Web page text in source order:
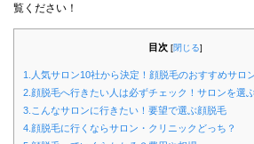
覧ください！
目次 [閉じる]
1.人気サロン10社から決定！顔脱毛のおすすめサロ
2.顔脱毛へ行きたい人は必ずチェック！サロンを選
3.こんなサロンに行きたい！要望で選ぶ顔脱毛
4.顔脱毛に行くならサロン・クリニックどっち？